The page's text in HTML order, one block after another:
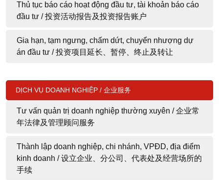
Thủ tục báo cáo hoạt động đầu tư, tài khoản báo cáo
đầu tư / 投资活动报告及投资报告账户
Gia hạn, tạm ngưng, chấm dứt, chuyển nhượng dự
án đầu tư / 投资项目延长、暂停、终止及转让
DỊCH VỤ DOANH NGHIỆP / 企业服务
Tư vấn quản trị doanh nghiệp thường xuyên / 企业常
年法律及管理顾问服务
Thành lập doanh nghiệp, chi nhánh, VPĐD, địa điểm
kinh doanh / 设立企业、分公司、代表处及经营场所的
手续